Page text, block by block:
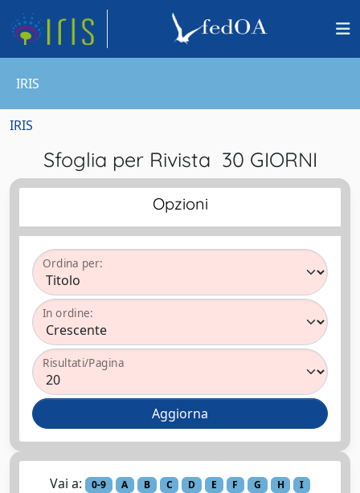
IRIS
IRIS
Sfoglia per Rivista 30 GIORNI
Opzioni
Ordina per:
In ordine:
Risultati/Pagina
Vai a: 0-9 A B C D E F G H
I